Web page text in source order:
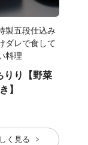
製五段仕込み
ダレで食して
料理
りり【野菜
】
く見る